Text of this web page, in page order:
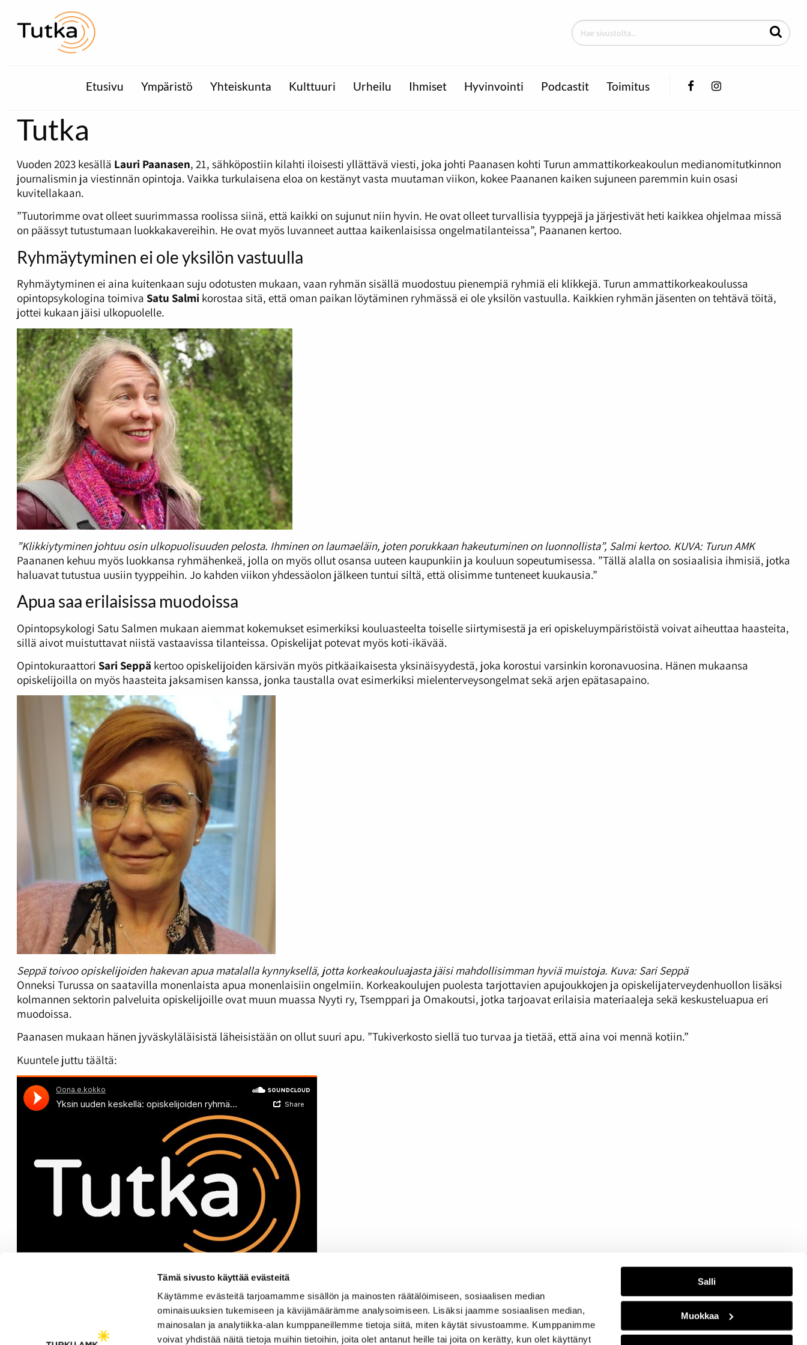
Tämä sivusto käyttää evästeitä
Käytämme evästeitä tarjoamamme sisällön ja mainosten räätälöimiseen, sosiaalisen median
ominaisuuksien tukemiseen ja kävijämäärämme analysoimiseen. Lisäksi jaamme sosiaalisen median,
mainosalan ja analytiikka-alan kumppaneillemme tietoja siitä, miten käytät sivustoamme. Kumppanimme
voivat yhdistää näitä tietoja muihin tietoihin, joita olet antanut heille tai joita on kerätty, kun olet käyttänyt
Salli
Muokkaa
Etusivu Ympäristö Yhteiskunta Kulttuuri Urheilu Ihmiset Hyvinvointi Podcastit Toimitus FacebookInstagram
Tutka
Vuoden 2023 kesällä Lauri Paanasen, 21, sähköpostiin kilahti iloisesti yllättävä viesti, joka johti Paanasen kohti Turun ammattikorkeakoulun medianomitutkinnon
journalismin ja viestinnän opintoja. Vaikka turkulaisena eloa on kestänyt vasta muutaman viikon, kokee Paananen kaiken sujuneen paremmin kuin osasi
kuvitellakaan.
”Tuutorimme ovat olleet suurimmassa roolissa siinä, että kaikki on sujunut niin hyvin. He ovat olleet turvallisia tyyppejä ja järjestivät heti kaikkea ohjelmaa missä
on päässyt tutustumaan luokkakavereihin. He ovat myös luvanneet auttaa kaikenlaisissa ongelmatilanteissa”, Paananen kertoo.
Ryhmäytyminen ei ole yksilön vastuulla
Ryhmäytyminen ei aina kuitenkaan suju odotusten mukaan, vaan ryhmän sisällä muodostuu pienempiä ryhmiä eli klikkejä. Turun ammattikorkeakoulussa
opintopsykologina toimiva Satu Salmi korostaa sitä, että oman paikan löytäminen ryhmässä ei ole yksilön vastuulla. Kaikkien ryhmän jäsenten on tehtävä töitä,
jottei kukaan jäisi ulkopuolelle.
”Klikkiytyminen johtuu osin ulkopuolisuuden pelosta. Ihminen on laumaeläin, joten porukkaan hakeutuminen on luonnollista”, Salmi kertoo. KUVA: Turun AMK
Paananen kehuu myös luokkansa ryhmähenkeä, jolla on myös ollut osansa uuteen kaupunkiin ja kouluun sopeutumisessa. ”Tällä alalla on sosiaalisia ihmisiä, jotka
haluavat tutustua uusiin tyyppeihin. Jo kahden viikon yhdessäolon jälkeen tuntui siltä, että olisimme tunteneet kuukausia.”
Apua saa erilaisissa muodoissa
Opintopsykologi Satu Salmen mukaan aiemmat kokemukset esimerkiksi kouluasteelta toiselle siirtymisestä ja eri opiskeluympäristöistä voivat aiheuttaa haasteita,
sillä aivot muistuttavat niistä vastaavissa tilanteissa. Opiskelijat potevat myös koti-ikävää.
Opintokuraattori Sari Seppä kertoo opiskelijoiden kärsivän myös pitkäaikaisesta yksinäisyydestä, joka korostui varsinkin koronavuosina. Hänen mukaansa
opiskelijoilla on myös haasteita jaksamisen kanssa, jonka taustalla ovat esimerkiksi mielenterveysongelmat sekä arjen epätasapaino.
Seppä toivoo opiskelijoiden hakevan apua matalalla kynnyksellä, jotta korkeakouluajasta jäisi mahdollisimman hyviä muistoja. Kuva: Sari Seppä
Onneksi Turussa on saatavilla monenlaista apua monenlaisiin ongelmiin. Korkeakoulujen puolesta tarjottavien apujoukkojen ja opiskelijaterveydenhuollon lisäksi
kolmannen sektorin palveluita opiskelijoille ovat muun muassa Nyyti ry, Tsemppari ja Omakoutsi, jotka tarjoavat erilaisia materiaaleja sekä keskusteluapua eri
muodoissa.
Paanasen mukaan hänen jyväskyläläisistä läheisistään on ollut suuri apu. ”Tukiverkosto siellä tuo turvaa ja tietää, että aina voi mennä kotiin.”
Kuuntele juttu täältä: